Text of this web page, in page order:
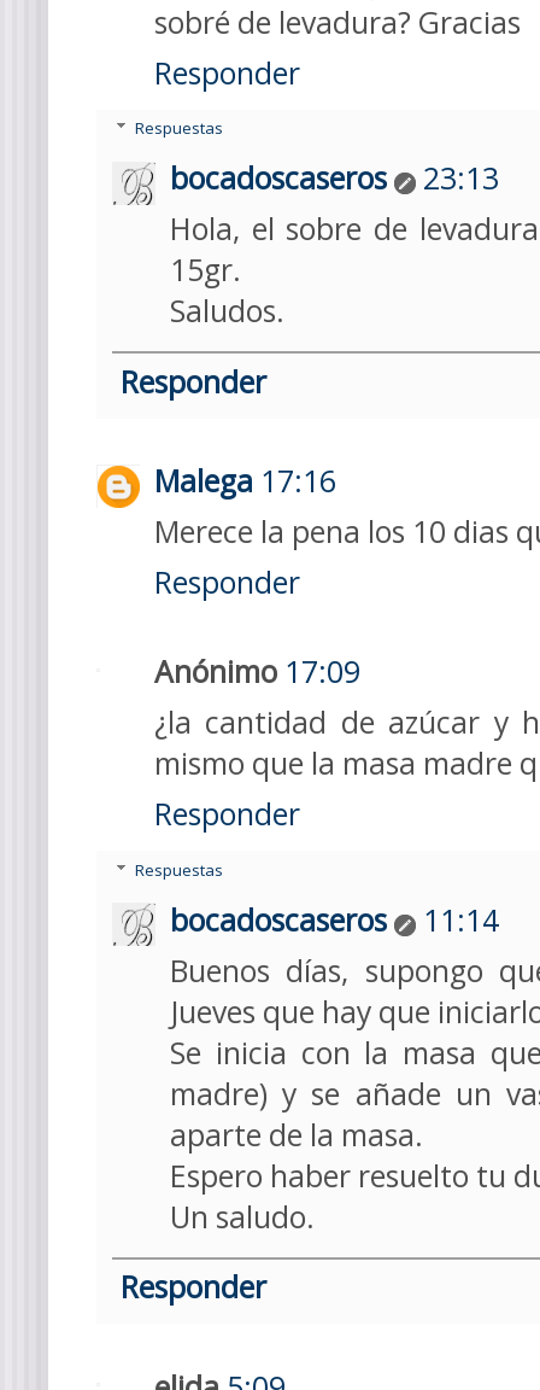
sobré de levadura? Gracias
Responder
Respuestas
bocadoscaseros
23:13
Hola, el sobre de
15gr.
Saludos.
Responder
Malega 17:16
Merece la pena los 10 dias
Responder
Anónimo 17:09
¿la cantidad de azúcar y
mismo que la masa madre
Responder
Respuestas
bocadoscaseros
11:14
Buenos días, supongo
Jueves que hay que
Se inicia con la masa
madre) y se añade un
aparte de la masa.
Espero haber resuelto tu
Un saludo.
Responder